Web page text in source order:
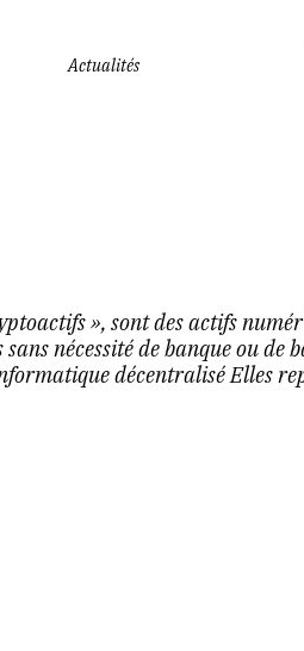
Actualités
», sont des actifs
nécessité de banque ou de
décentralisé Elles